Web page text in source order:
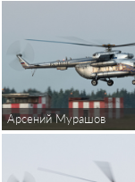
Арсений Мурашов